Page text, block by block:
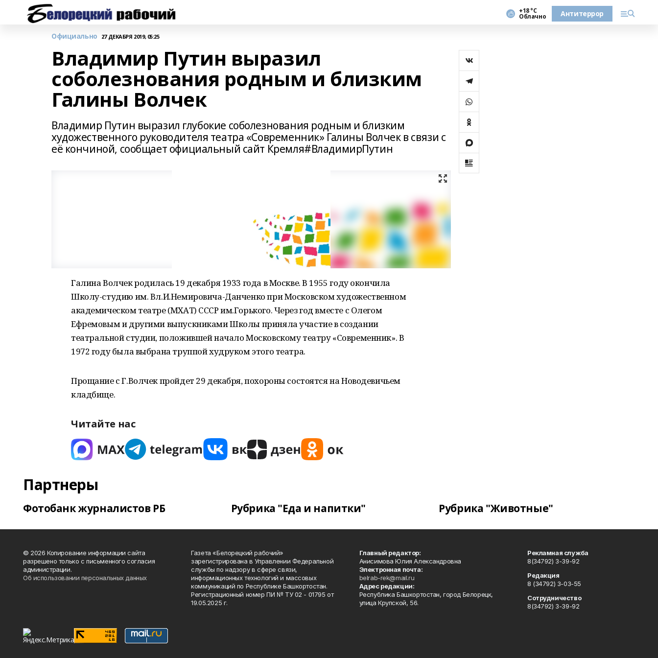
+18 °С
Облачно Антитеррор
Официально 27 ДЕКАБРЯ 2019, 05:25
Владимир Путин выразил
соболезнования родным и близким
Галины Волчек
Владимир Путин выразил глубокие соболезнования родным и близким
художественного руководителя театра «Современник» Галины Волчек в связи с
её кончиной, сообщает официальный сайт Кремля#ВладимирПутин
Галина Волчек родилась 19 декабря 1933 года в Москве. В 1955 году окончила
Школу-студию им. Вл.И.Немировича-Данченко при Московском художественном
академическом театре (МХАТ) СССР им.Горького. Через год вместе с Олегом
Ефремовым и другими выпускниками Школы приняла участие в создании
театральной студии, положившей начало Московскому театру «Современник». В
1972 году была выбрана труппой худруком этого театра.
Прощание с Г.Волчек пройдет 29 декабря, похороны состоятся на Новодевичьем
кладбище.
Читайте нас
Партнеры
Фотобанк журналистов РБ Рубрика "Еда и напитки" Рубрика "Животные"
© 2026 Копирование информации сайта
разрешено только с письменного согласия
администрации.
Об использовании персональных данных
Газета «Белорецкий рабочий»
зарегистрирована в Управлении Федеральной
службы по надзору в сфере связи,
информационных технологий и массовых
коммуникаций по Республике Башкортостан.
Регистрационный номер ПИ № ТУ 02 - 01795 от
19.05.2025 г.
Главный редактор:
Анисимова Юлия Александровна
Электронная почта:
belrab-rek@mail.ru
Адрес редакции:
Республика Башкортостан, город Белорецк,
улица Крупской, 56.
Рекламная служба
8(34792) 3-39-92
Редакция
8 (34792) 3-03-55
Сотрудничество
8(34792) 3-39-92